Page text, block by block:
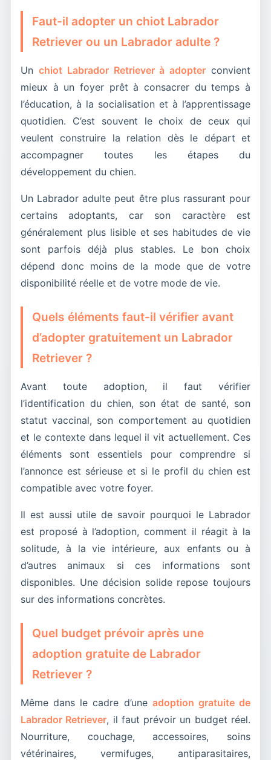
Faut-il adopter un chiot Labrador
Retriever ou un Labrador adulte ?
Un chiot Labrador Retriever à adopter convient
mieux à un foyer prêt à consacrer du temps à
l’éducation, à la socialisation et à l’apprentissage
quotidien. C’est souvent le choix de ceux qui
veulent construire la relation dès le départ et
accompagner toutes les étapes du
développement du chien.
Un Labrador adulte peut être plus rassurant pour
certains adoptants, car son caractère est
généralement plus lisible et ses habitudes de vie
sont parfois déjà plus stables. Le bon choix
dépend donc moins de la mode que de votre
disponibilité réelle et de votre mode de vie.
Quels éléments faut-il vérifier avant
d’adopter gratuitement un Labrador
Retriever ?
Avant toute adoption, il faut vérifier
l’identification du chien, son état de santé, son
statut vaccinal, son comportement au quotidien
et le contexte dans lequel il vit actuellement. Ces
éléments sont essentiels pour comprendre si
l’annonce est sérieuse et si le profil du chien est
compatible avec votre foyer.
Il est aussi utile de savoir pourquoi le Labrador
est proposé à l’adoption, comment il réagit à la
solitude, à la vie intérieure, aux enfants ou à
d’autres animaux si ces informations sont
disponibles. Une décision solide repose toujours
sur des informations concrètes.
Quel budget prévoir après une
adoption gratuite de Labrador
Retriever ?
Même dans le cadre d’une adoption gratuite de
Labrador Retriever, il faut prévoir un budget réel.
Nourriture, couchage, accessoires, soins
vétérinaires, vermifuges, antiparasitaires,